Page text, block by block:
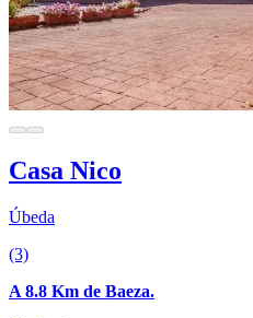
Casa Nico
Úbeda
(3)
A 8.8 Km de Baeza.